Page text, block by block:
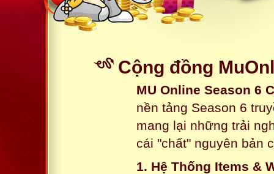
Cộng đồng
MU Online Season 6
nền tảng Season 6
mang lại những trải
cái "chất" nguyên bản
1. Hệ Thống Items &